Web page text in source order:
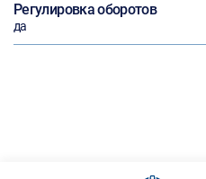
Регулировка оборотов
да